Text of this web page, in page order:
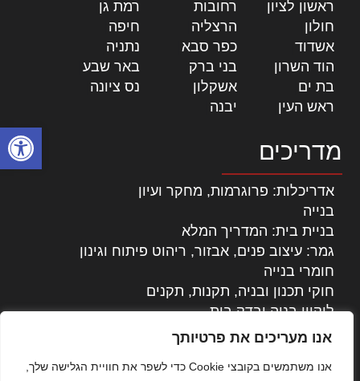
פתח
אנו מעריכים את פרטיותך
אנו משתמשים בקובצי Cookie כדי לשפר את חוויית הגלישה שלך,
ראשון לציון
רחובות רמת גן
חולון
הרצליה חיפה
אשדוד
כפר סבא נתניה
הוד השרון
בני ברק באר שבע
בת ים
אשקלון נס ציונה
ראש העין
יבנה
מדריכים
אדריכלות: פרוגרמות, מחקר ועיון
בנייה
בניית בית: המדריך המלא
גמר: עיצוב פנים, אבזור, ריהוט פיתוח וגינון
חומרי בנייה
חוקי תכנון ובניה, תקנות, תקנים
ליקויי בניה ובדק בית
נדל"ן: זכויות, אגרות ועסקאות
עקרונות ניהול אחזקה מתקדמות